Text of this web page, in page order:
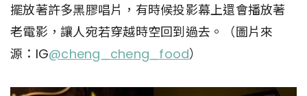
擺放著許多黑膠唱片，有時候投影幕上還會播放著
老電影，讓人宛若穿越時空回到過去。（圖片來
源：IG@cheng_cheng_food）